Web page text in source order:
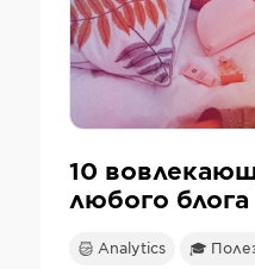
10
любого блога
Analytics 🎓